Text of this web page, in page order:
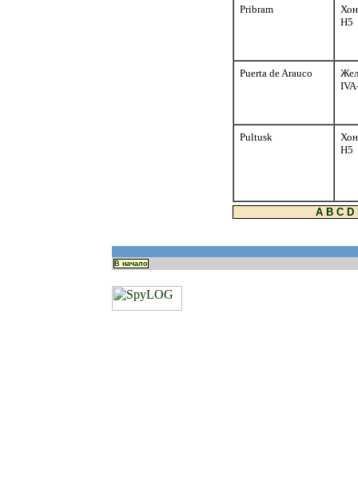
Pribram
H5
Puerta de Arauco
Pultusk
H5
A B C D
В начало